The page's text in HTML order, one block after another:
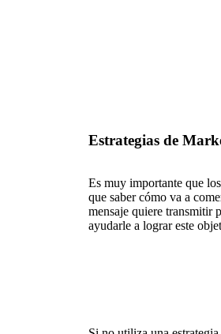
Estrategias de
Es muy importante que
que saber cómo va a
mensaje quiere transmitir
ayudarle a lograr este